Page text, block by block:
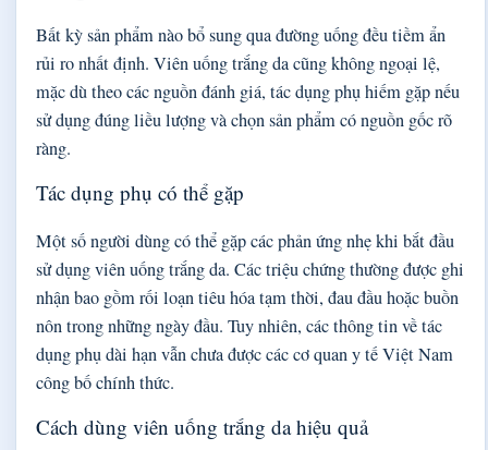
Bất kỳ sản phẩm nào bổ sung qua đường uống đều tiềm ẩn
rủi ro nhất định. Viên uống trắng da cũng không ngoại lệ,
mặc dù theo các nguồn đánh giá, tác dụng phụ hiếm gặp nếu
sử dụng đúng liều lượng và chọn sản phẩm có nguồn gốc rõ
ràng.
Tác dụng phụ có thể gặp
Một số người dùng có thể gặp các phản ứng nhẹ khi bắt đầu
sử dụng viên uống trắng da. Các triệu chứng thường được ghi
nhận bao gồm rối loạn tiêu hóa tạm thời, đau đầu hoặc buồn
nôn trong những ngày đầu. Tuy nhiên, các thông tin về tác
dụng phụ dài hạn vẫn chưa được các cơ quan y tế Việt Nam
công bố chính thức.
Cách dùng viên uống trắng da hiệu quả